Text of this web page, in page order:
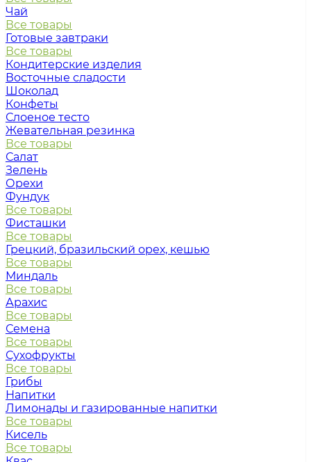
Чай
Все товары
Готовые завтраки
Все товары
Кондитерские изделия
Восточные сладости
Шоколад
Конфеты
Слоеное тесто
Жевательная резинка
Все товары
Салат
Зелень
Орехи
Фундук
Все товары
Фисташки
Все товары
Грецкий, бразильский орех, кешью
Все товары
Миндаль
Все товары
Арахис
Все товары
Семена
Все товары
Сухофрукты
Все товары
Грибы
Напитки
Лимонады и газированные напитки
Все товары
Кисель
Все товары